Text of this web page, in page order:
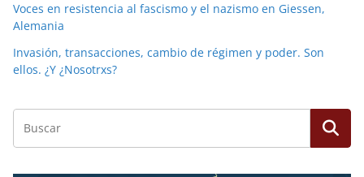
Voces en resistencia al fascismo y el nazismo en Giessen,
Alemania
Invasión, transacciones, cambio de régimen y poder. Son
ellos. ¿Y ¿Nosotrxs?